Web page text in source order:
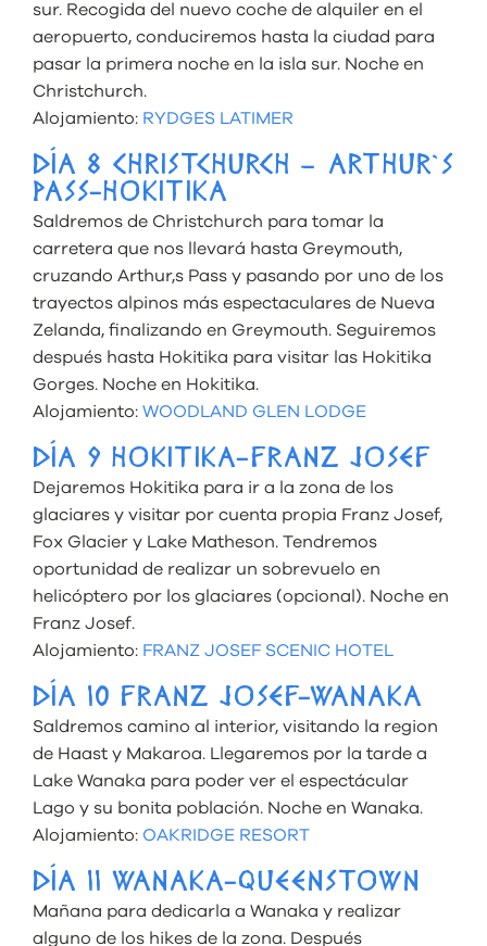
sur. Recogida del nuevo coche de alquiler en el
aeropuerto, conduciremos hasta la ciudad para
pasar la primera noche en la isla sur. Noche en
Christchurch.
Alojamiento: RYDGES LATIMER
DÍA 8 CHRISTCHURCH – ARTHUR`S
PASS-HOKITIKA
Saldremos de Christchurch para tomar la
carretera que nos llevará hasta Greymouth,
cruzando Arthur,s Pass y pasando por uno de los
trayectos alpinos más espectaculares de Nueva
Zelanda, finalizando en Greymouth. Seguiremos
después hasta Hokitika para visitar las Hokitika
Gorges. Noche en Hokitika.
Alojamiento: WOODLAND GLEN LODGE
DÍA 9 HOKITIKA-FRANZ JOSEF
Dejaremos Hokitika para ir a la zona de los
glaciares y visitar por cuenta propia Franz Josef,
Fox Glacier y Lake Matheson. Tendremos
oportunidad de realizar un sobrevuelo en
helicóptero por los glaciares (opcional). Noche en
Franz Josef.
Alojamiento: FRANZ JOSEF SCENIC HOTEL
DÍA 10 FRANZ JOSEF-WANAKA
Saldremos camino al interior, visitando la region
de Haast y Makaroa. Llegaremos por la tarde a
Lake Wanaka para poder ver el espectácular
Lago y su bonita población. Noche en Wanaka.
Alojamiento: OAKRIDGE RESORT
DÍA 11 WANAKA-QUEENSTOWN
Mañana para dedicarla a Wanaka y realizar
alguno de los hikes de la zona. Después